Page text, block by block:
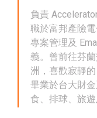
負責
職於富邦產險
專案管理及
義。曾前往芬
洲，喜歡寂靜
畢業於台大財
食、排球、旅遊